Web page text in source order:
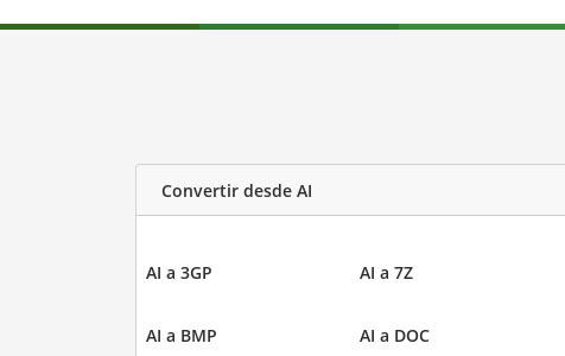
Convertir desde AI
AI a 3GP AI a 7Z
AI a BMP AI a DOC